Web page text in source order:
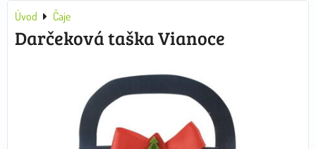
Úvod Čaje
Darčeková taška Vianoce